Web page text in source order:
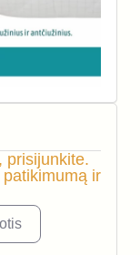
prisijunkite.
ir